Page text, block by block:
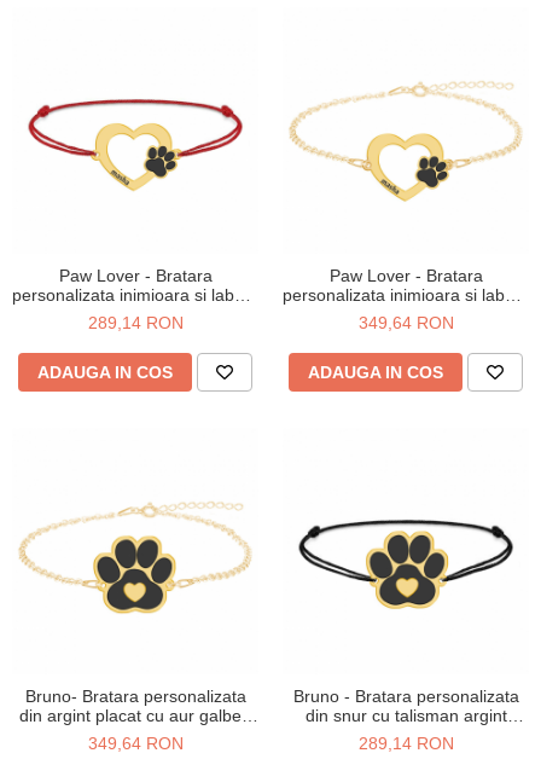
Lanturi
Bratari
Talismane
Paw Lover - Bratara
personalizata inimioara si labuta
din argint placat cu aur galben
24K - snur
289,14 RON
ADAUGA IN COS
Paw Lover - Bratara
personalizata inimioara si labuta
din argint 925 placat cu aur
galben 24K
349,64 RON
ADAUGA IN COS
Bruno- Bratara personalizata
din argint placat cu aur galben
24K cu talisman labuta
349,64 RON
Bruno - Bratara personalizata
din snur cu talisman argint
placat cu aur galben 24K labuta
289,14 RON